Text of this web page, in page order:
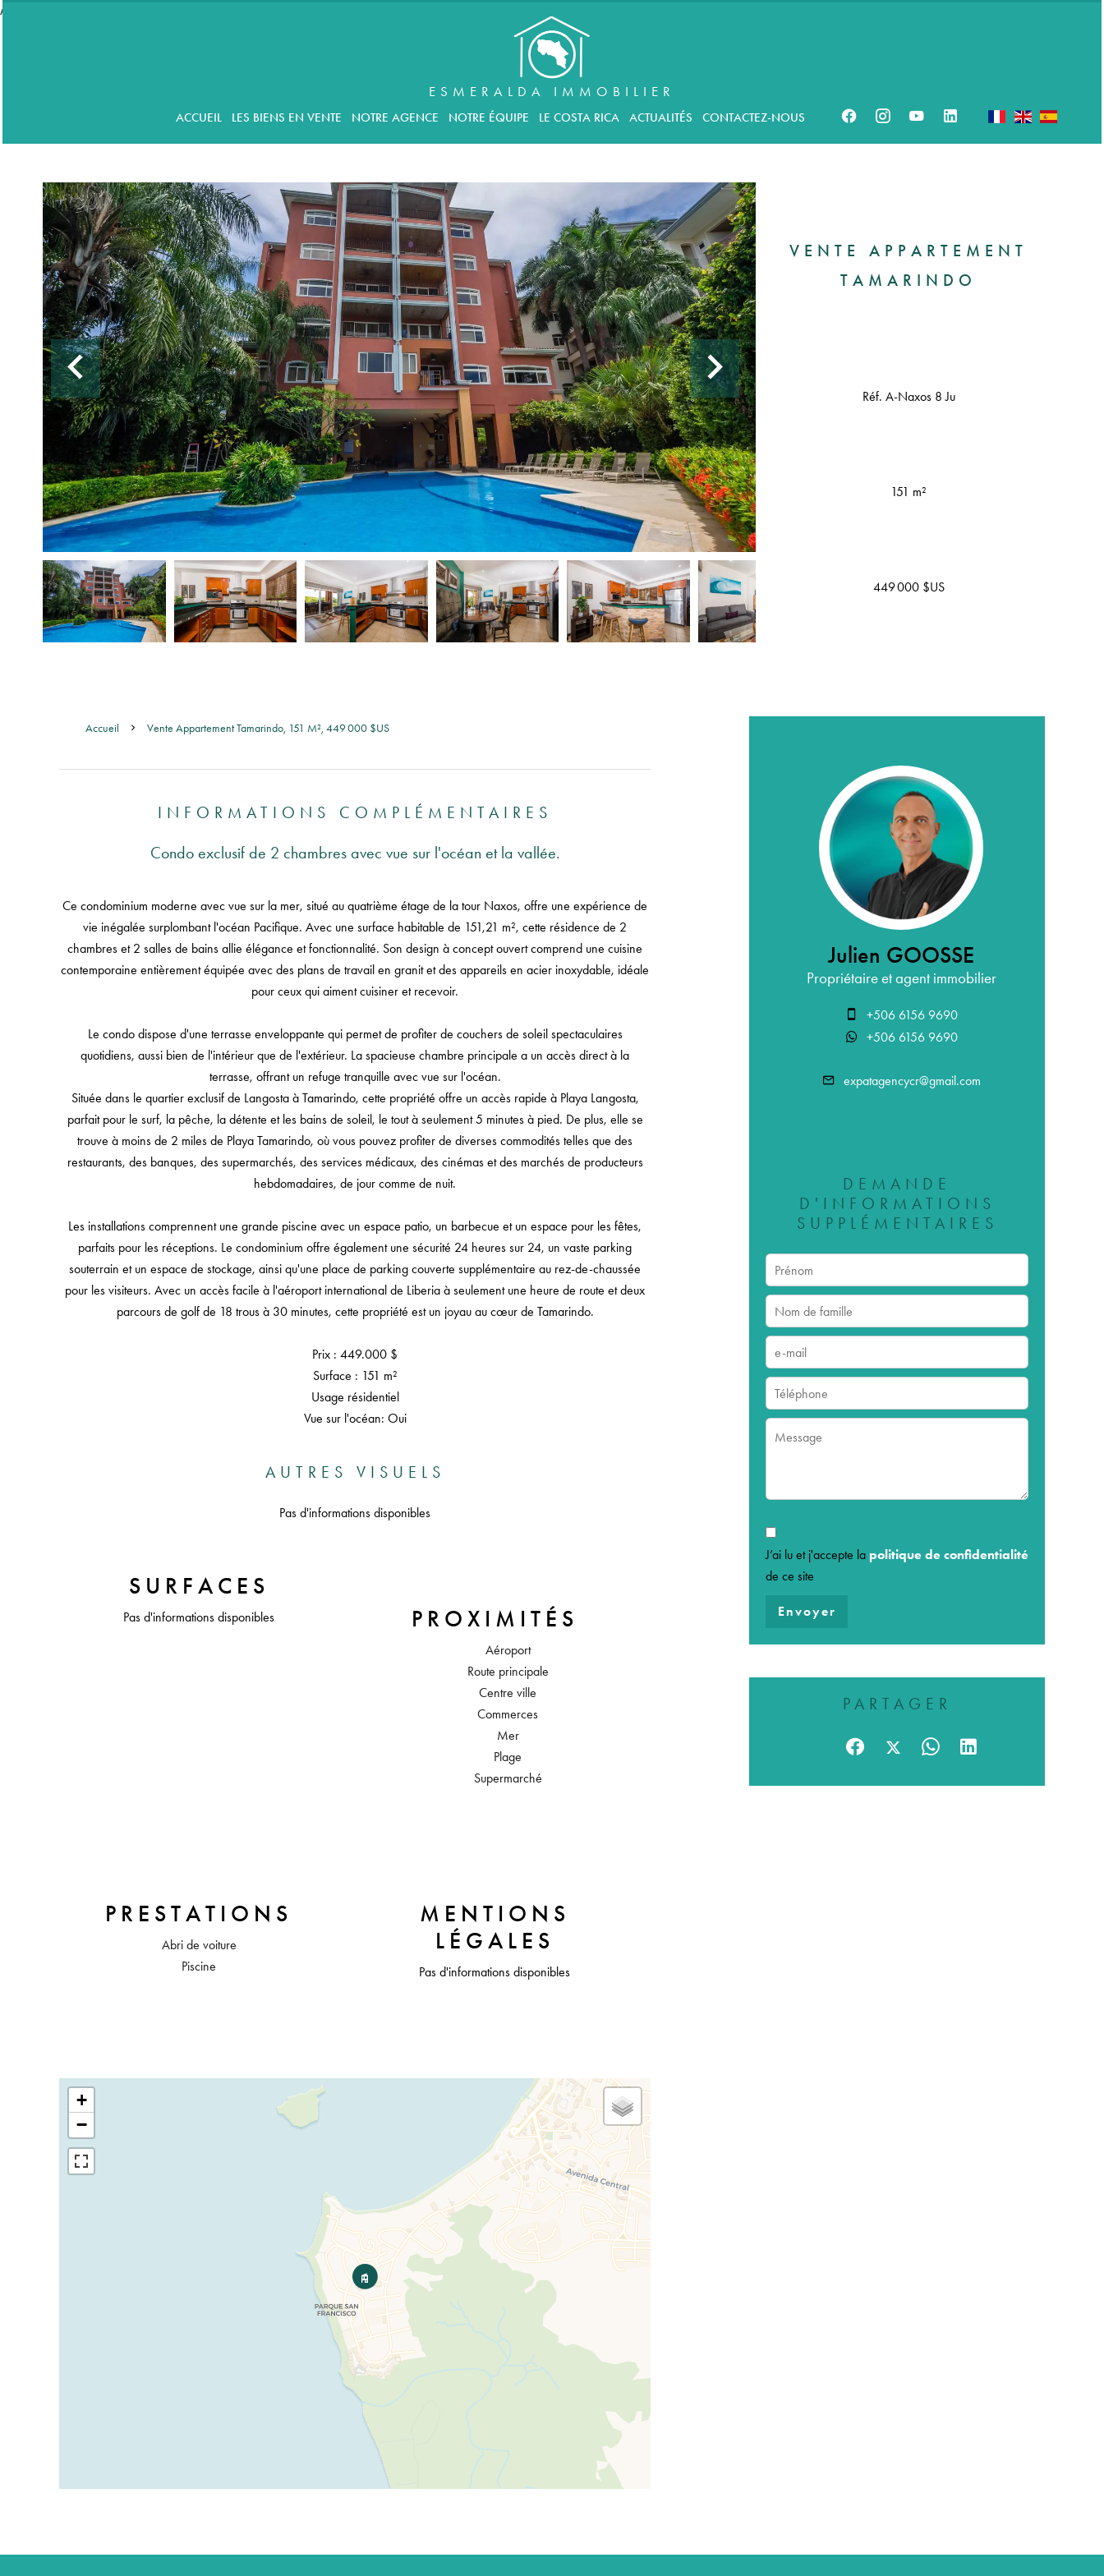
//accordeon
ESMERALDA IMMOBILIER
ACCUEIL LES BIENS EN VENTE NOTRE AGENCE NOTRE ÉQUIPE LE COSTA RICA ACTUALITÉS CONTACTEZ-NOUS
VENTE APPARTEMENT
TAMARINDO
Réf. A-Naxos 8 Ju
151 m²
449 000 $US
Accueil Vente Appartement Tamarindo, 151 M², 449 000 $US
INFORMATIONS COMPLÉMENTAIRES
Condo exclusif de 2 chambres avec vue sur l'océan et la vallée.
Ce condominium moderne avec vue sur la mer, situé au quatrième étage de la tour Naxos, offre une expérience de
vie inégalée surplombant l'océan Pacifique. Avec une surface habitable de 151,21 m², cette résidence de 2
chambres et 2 salles de bains allie élégance et fonctionnalité. Son design à concept ouvert comprend une cuisine
contemporaine entièrement équipée avec des plans de travail en granit et des appareils en acier inoxydable, idéale
pour ceux qui aiment cuisiner et recevoir.
Le condo dispose d'une terrasse enveloppante qui permet de profiter de couchers de soleil spectaculaires
quotidiens, aussi bien de l'intérieur que de l'extérieur. La spacieuse chambre principale a un accès direct à la
terrasse, offrant un refuge tranquille avec vue sur l'océan.
Située dans le quartier exclusif de Langosta à Tamarindo, cette propriété offre un accès rapide à Playa Langosta,
parfait pour le surf, la pêche, la détente et les bains de soleil, le tout à seulement 5 minutes à pied. De plus, elle se
trouve à moins de 2 miles de Playa Tamarindo, où vous pouvez profiter de diverses commodités telles que des
restaurants, des banques, des supermarchés, des services médicaux, des cinémas et des marchés de producteurs
hebdomadaires, de jour comme de nuit.
Les installations comprennent une grande piscine avec un espace patio, un barbecue et un espace pour les fêtes,
parfaits pour les réceptions. Le condominium offre également une sécurité 24 heures sur 24, un vaste parking
souterrain et un espace de stockage, ainsi qu'une place de parking couverte supplémentaire au rez-de-chaussée
pour les visiteurs. Avec un accès facile à l'aéroport international de Liberia à seulement une heure de route et deux
parcours de golf de 18 trous à 30 minutes, cette propriété est un joyau au cœur de Tamarindo.
Prix : 449.000 $
Surface : 151 m²
Usage résidentiel
Vue sur l'océan: Oui
AUTRES VISUELS
Pas d'informations disponibles
SURFACES
Pas d'informations disponibles PROXIMITÉS
Aéroport
Route principale
Centre ville
Commerces
Mer
Plage
Supermarché
PRESTATIONS
Abri de voiture
Piscine
MENTIONS
LÉGALES
Pas d'informations disponibles
+
−
Julien GOOSSE
Propriétaire et agent immobilier
+506 6156 9690
+506 6156 9690
expatagencycr@gmail.com
DEMANDE
D'INFORMATIONS
SUPPLÉMENTAIRES
J’ai lu et j'accepte la politique de confidentialité
de ce site
Envoyer
PARTAGER